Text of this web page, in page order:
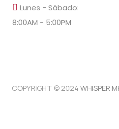
Lunes - Sábado:
8:00AM - 5:00PM
COPYRIGHT © 2024WHISPER